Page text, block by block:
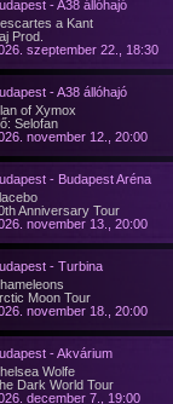
- A38 állóhajó
a Kant
Prod.
szeptember 22., 18:30
- A38 állóhajó
of Xymox
Selofan
november 12., 20:00
- Budapest Aréna
Anniversary Tour
november 13., 20:00
- Turbina
Moon Tour
november 18., 20:00
- Akvárium
Wolfe
Dark World Tour
december 7., 19:00